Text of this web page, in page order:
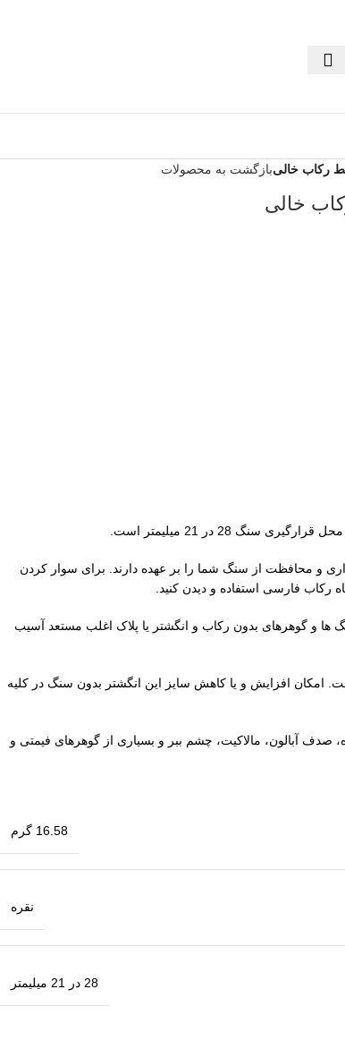
رکاب خالیبازگشت به محصولات
خالی
می گردد. چنگ ها بصورت هشتی دورتادور محل قرارگیری سنگ را فراگرفته اند. 16 عدد چنگ وظیفه نگهداری و محافظت از سنگ شما را بر عهده دارند. برای سوار کردن
فارسی استفاده و دیدن کنید.
گوهرهای بدون رکاب و انگشتر یا پلاک اغلب مستعد آسیب
23 میلیمتر است. این قطر برای انگشتان عریض مناسب است. امکان افزایش و یا کاهش سایز این انگشتر بدون سنگ در کلیه
آبالون، مالاکیت، چشم ببر و بسیاری از گوهرهای فیمتی و
16.58 گرم
نقره
28 در 21 میلیمتر